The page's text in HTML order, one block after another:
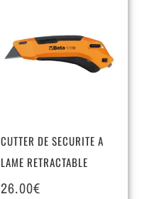
CUTTER DE SECURITE A
LAME RETRACTABLE
26.00€